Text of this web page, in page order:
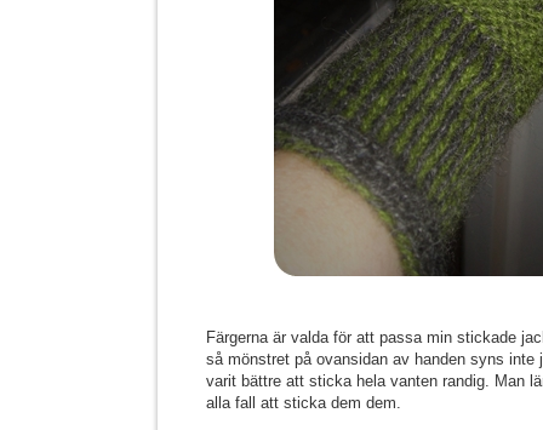
Färgerna är valda för att passa min stickade
så mönstret på ovansidan av handen syns inte
varit bättre att sticka hela vanten randig. Man
alla fall att sticka dem dem.